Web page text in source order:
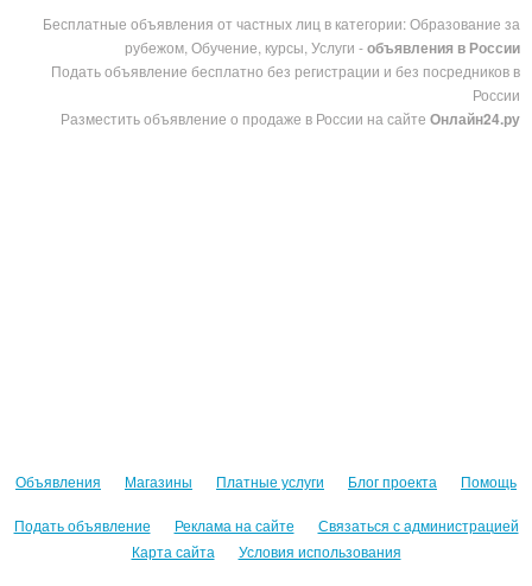
Бесплатные объявления от частных лиц в категории: Образование за
рубежом, Обучение, курсы, Услуги -объявления в России
Подать объявление бесплатно без регистрации и без посредников в
России
Разместить объявление о продаже в России на сайте Онлайн24.ру
Объявления Магазины Платные услуги Блог проекта Помощь
Подать объявление Реклама на сайте
Связаться с администрацией
Карта сайта
Условия использования